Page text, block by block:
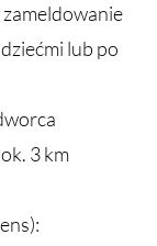
lub po
3 km